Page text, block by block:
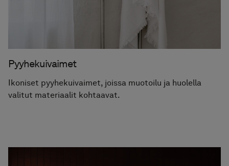
Pyyhekuivaimet
Ikoniset pyyhekuivaimet, joissa muotoilu ja huolella
valitut materiaalit kohtaavat.